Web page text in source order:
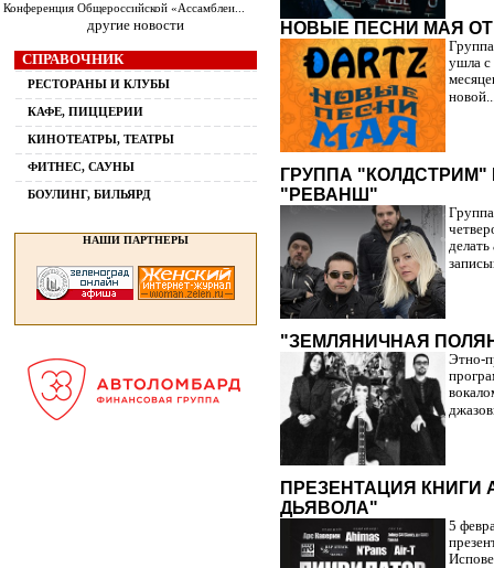
Конференция Общероссийской «Ассамблеи...
другие новости
СПРАВОЧНИК
РЕСТОРАНЫ И КЛУБЫ
КАФЕ, ПИЦЦЕРИИ
КИНОТЕАТРЫ, ТЕАТРЫ
ФИТНЕС, САУНЫ
БОУЛИНГ, БИЛЬЯРД
НАШИ ПАРТНЕРЫ
НОВЫЕ ПЕСНИ МАЯ ОТ
ушла с
ГРУППА
"РЕВАНШ"
"ЗЕМЛЯНИЧНАЯ
Этно-
ПРЕЗЕНТАЦИЯ
ДЬЯВОЛА"
5